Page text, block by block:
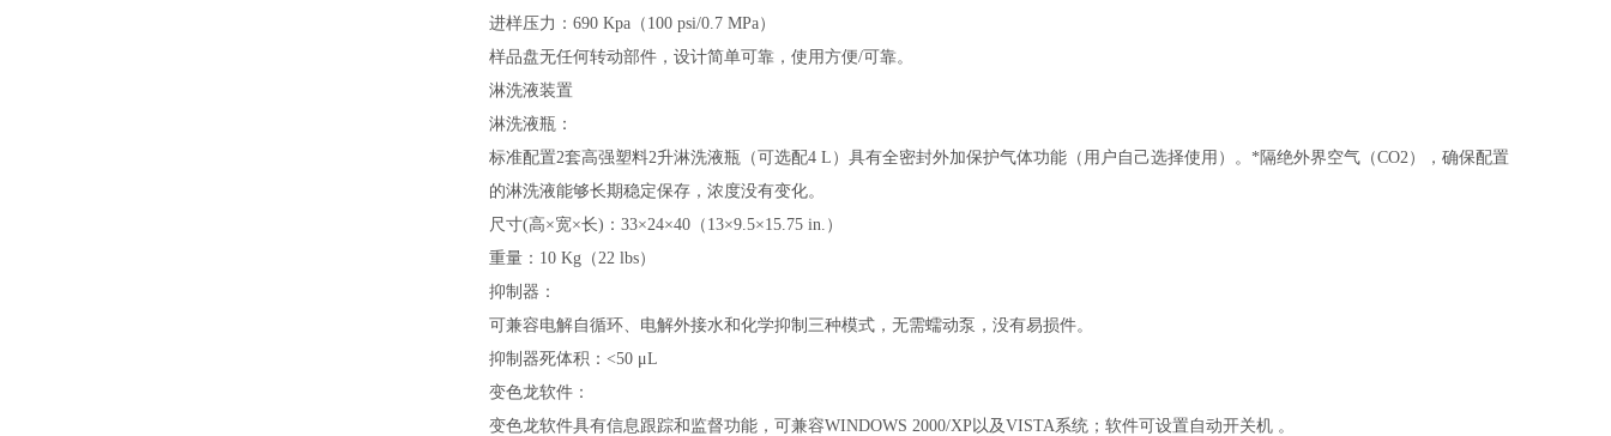
进样压力：690 Kpa（100 psi/0.7 MPa）
样品盘无任何转动部件，设计简单可靠，使用方便/可靠。
淋洗液装置
淋洗液瓶：
标准配置2套高强塑料2升淋洗液瓶（可选配4 L）具有全密封外加保护气体功能（用户自己选择使用）。*隔绝外界空气（CO2），确保配置
的淋洗液能够长期稳定保存，浓度没有变化。
尺寸(高×宽×长)：33×24×40（13×9.5×15.75 in.）
重量：10 Kg（22 lbs）
抑制器：
可兼容电解自循环、电解外接水和化学抑制三种模式，无需蠕动泵，没有易损件。
抑制器死体积：<50 μL
变色龙软件：
变色龙软件具有信息跟踪和监督功能，可兼容WINDOWS 2000/XP以及VISTA系统；软件可设置自动开关机 。